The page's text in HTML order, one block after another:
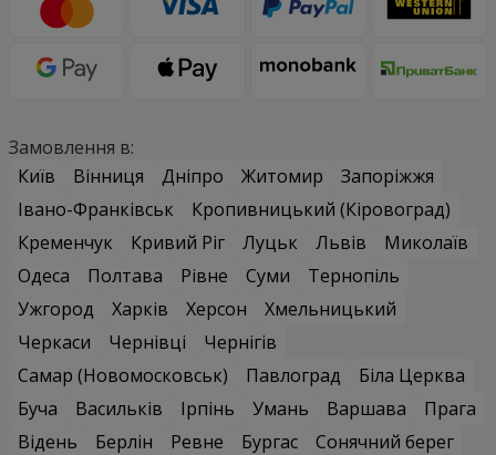
Замовлення в:
Київ
Вінниця Дніпро Житомир
Запоріжжя
Івано-Франківськ
Кропивницький (Кіровоград)
Кременчук
Кривий Ріг Луцьк Львів
Миколаїв
Одеса
Полтава Рівне Суми
Тернопіль
Ужгород
Харків Херсон
Хмельницький
Черкаси
Чернівці
Чернігів
Самар (Новомосковськ)
Павлоград
Біла Церква
Буча
Васильків Ірпінь Умань Варшава
Прага
Відень
Берлін Ревне Бургас
Сонячний берег